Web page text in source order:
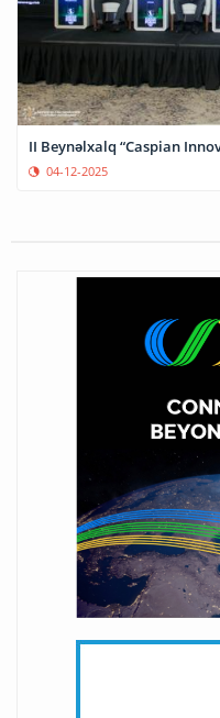
II Beynəlxalq “Caspian
04-12-2025